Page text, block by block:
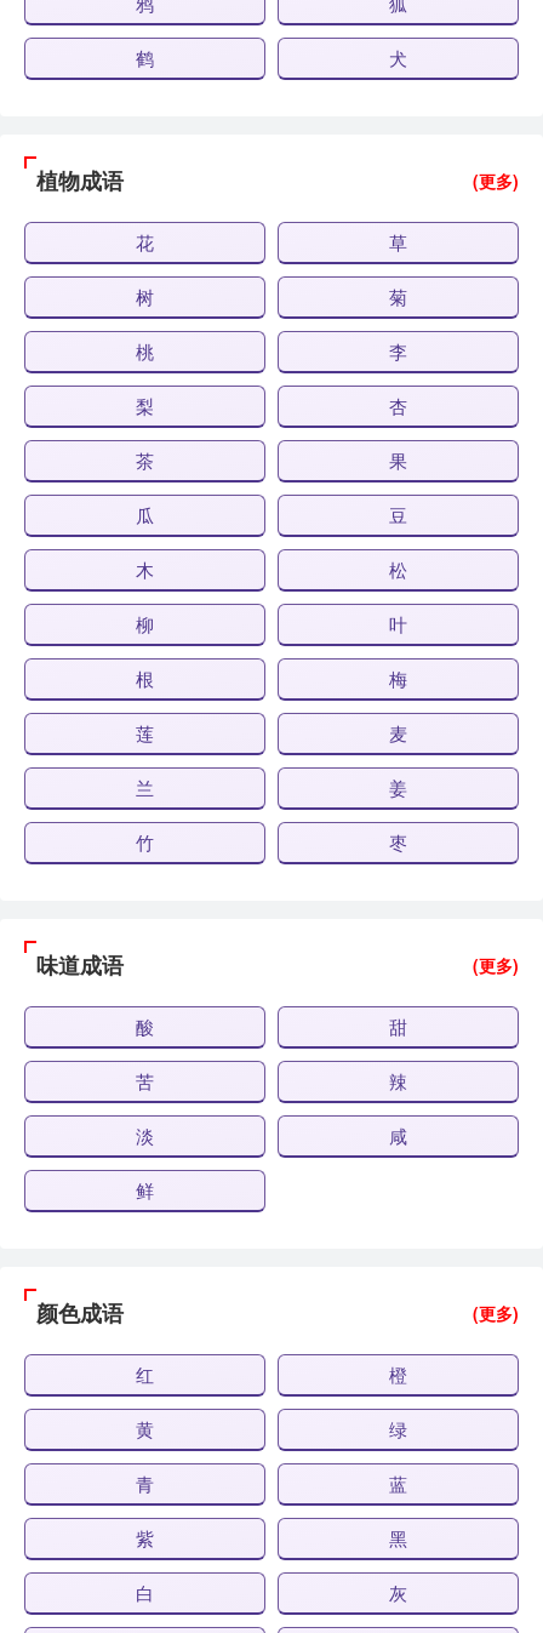
鹤 犬
植物成语 (更多)
花 草
树 菊
桃 李
梨 杏
茶 果
瓜 豆
木 松
柳 叶
根 梅
莲 麦
兰 姜
竹 枣
味道成语 (更多)
酸 甜
苦 辣
淡 咸
鲜
颜色成语 (更多)
红 橙
黄 绿
青 蓝
紫 黑
白 灰